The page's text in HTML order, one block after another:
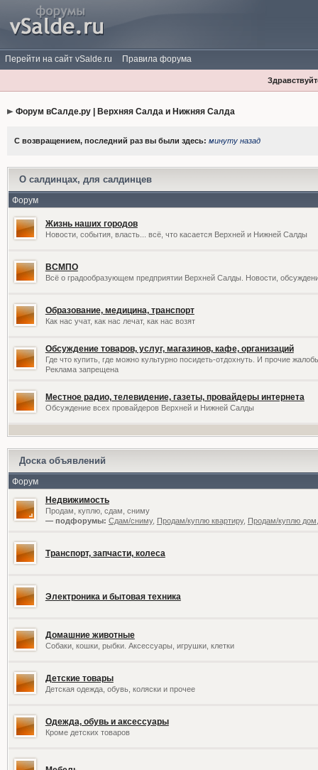
Перейти на сайт vSalde.ru Правила форума
Форум вСалде.ру | Верхняя Салда и Нижняя Салда
С возвращением, последний раз вы были здесь: минуту назад
О салдинцах, для салдинцев
Форум
Жизнь наших городов
Новости, события, власть... всё, что касается Верхней и Нижней Салды
ВСМПО
Всё о градообразующем предприятии Верхней Салды. Новости,
Образование, медицина, транспорт
Как нас учат, как нас лечат, как нас возят
Обсуждение товаров, услуг, магазинов, кафе, организаций
Где что купить, где можно культурно посидеть-отдохнуть. И прочие
Реклама запрещена
Местное радио, телевидение, газеты, провайдеры интернета
Обсуждение всех провайдеров Верхней и Нижней Салды
Доска объявлений
Форум
Недвижимость
Продам, куплю, сдам, сниму
— подфорумы: Сдам/сниму, Продам/куплю квартиру, Продам/куплю
Транспорт, запчасти, колеса
Электроника и бытовая техника
Домашние животные
Собаки, кошки, рыбки. Аксессуары, игрушки, клетки
Детские товары
Детская одежда, обувь, коляски и прочее
Одежда, обувь и аксессуары
Кроме детских товаров